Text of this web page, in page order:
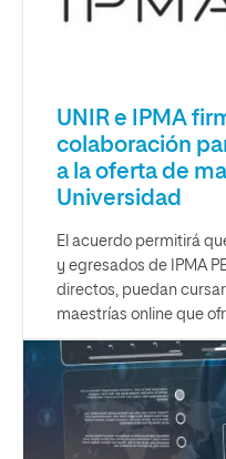
UNIR e IPMA
colaboración
a la oferta de
Universidad
El acuerdo permitirá
y egresados de IPMA
directos, puedan
maestrías online que